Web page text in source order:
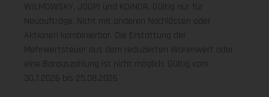
WILMOWSKY, JOOP! und KOINOR. Gültig nur für
Neuaufträge. Nicht mit anderen Nachlässen oder
Aktionen kombinierbar. Die Erstattung der
Mehrwertsteuer aus dem reduzierten Warenwert oder
eine Barauszahlung ist nicht möglich. Gültig vom
30.7.2026 bis 25.08.2026